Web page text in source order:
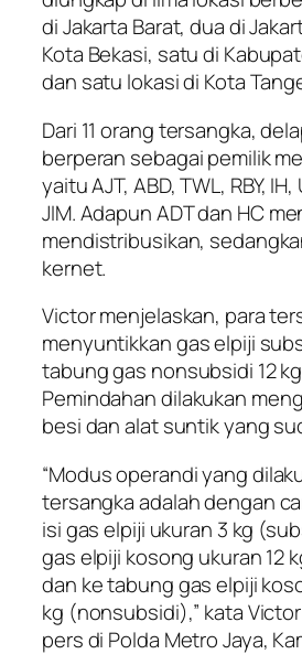
di Jakarta Barat, dua di
Kota Bekasi, satu di
dan satu lokasi di Kota
Dari 11 orang tersangka,
berperan sebagai pemilik
yaitu AJT, ABD, TWL, RBY, IH,
JIM. Adapun ADT dan HC
mendistribusikan,
kernet.
Victor menjelaskan, para
menyuntikkan gas elpiji
tabung gas nonsubsidi 12
Pemindahan dilakukan
besi dan alat suntik yang
“Modus operandi yang
tersangka adalah dengan
isi gas elpiji ukuran 3 kg
gas elpiji kosong ukuran 12
dan ke tabung gas elpiji
kg (nonsubsidi),” kata
pers di Polda Metro Jaya,